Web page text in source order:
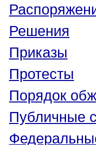
Решения
Приказы
Протесты
Порядок
Публичные